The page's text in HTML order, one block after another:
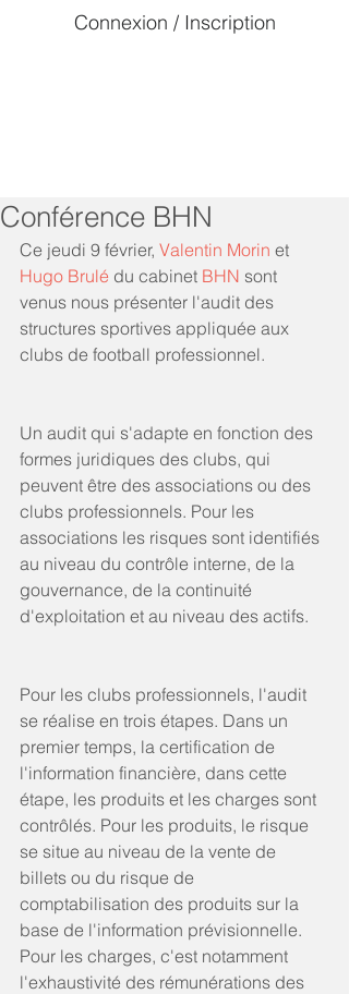
Connexion / Inscription
Conférence BHN
Ce jeudi 9 février, Valentin Morin et
Hugo Brulé du cabinet BHN sont
venus nous présenter l'audit des
structures sportives appliquée aux
clubs de football professionnel.
Un audit qui s'adapte en fonction des
formes juridiques des clubs, qui
peuvent être des associations ou des
clubs professionnels. Pour les
associations les risques sont identifiés
au niveau du contrôle interne, de la
gouvernance, de la continuité
d'exploitation et au niveau des actifs.
Pour les clubs professionnels, l'audit
se réalise en trois étapes. Dans un
premier temps, la certification de
l'information financière, dans cette
étape, les produits et les charges sont
contrôlés. Pour les produits, le risque
se situe au niveau de la vente de
billets ou du risque de
comptabilisation des produits sur la
base de l'information prévisionnelle.
Pour les charges, c'est notamment
l'exhaustivité des rémunérations des